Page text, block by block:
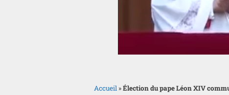
Accueil »Élection du pape Léon XIV